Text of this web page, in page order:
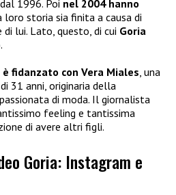
1996. Poi nel 2004 hanno
loro storia sia finita a causa di
lui. Lato, questo, di cui Goria
fidanzato con Vera Miales, una
31 anni, originaria della
di moda. Il giornalista
feeling e tantissima
di avere altri figli.
Goria: Instagram e